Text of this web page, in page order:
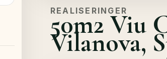
REALISERINGER
50m2 Viu
Vilanova,